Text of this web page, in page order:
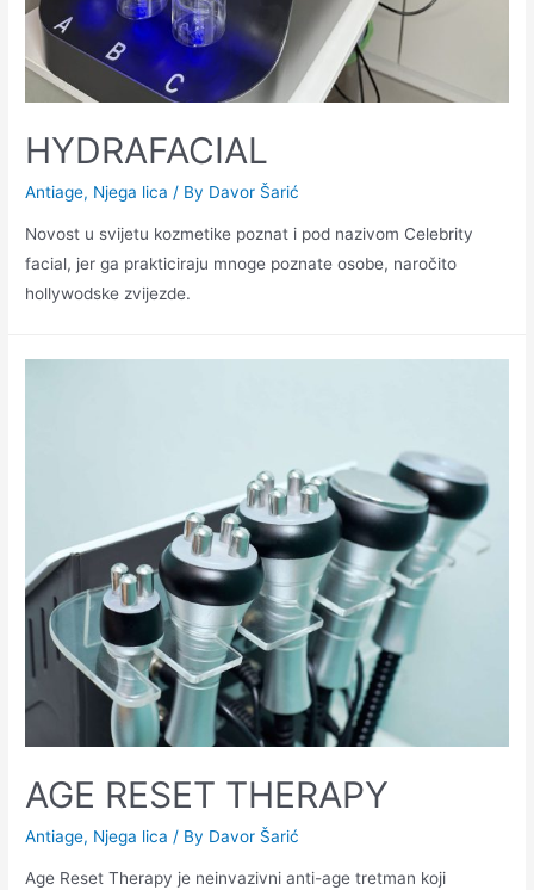
HYDRAFACIAL
Antiage, Njega lica / By Davor Šarić
Novost u svijetu kozmetike poznat i pod nazivom Celebrity
facial, jer ga prakticiraju mnoge poznate osobe, naročito
hollywodske zvijezde.
AGE RESET THERAPY
Antiage, Njega lica / By Davor Šarić
Age Reset Therapy je neinvazivni anti-age tretman koji